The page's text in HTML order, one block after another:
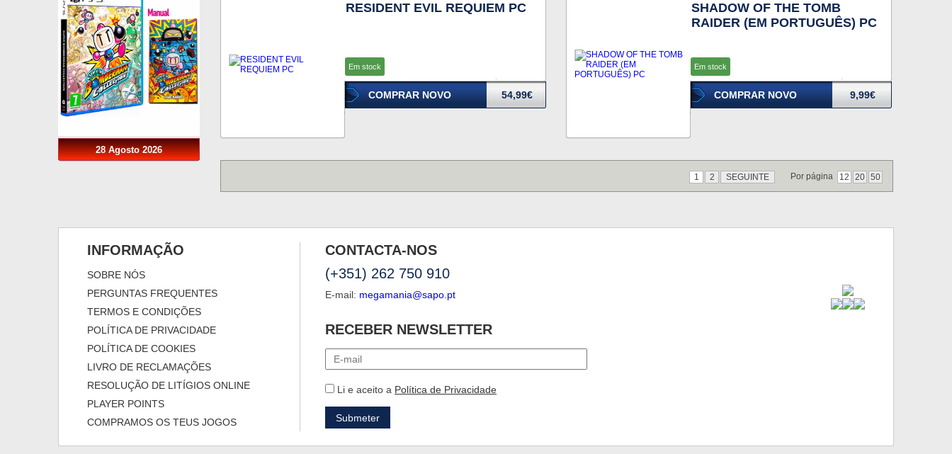
28 Agosto 2026
RESIDENT EVIL REQUIEM PC
Em stock
COMPRAR NOVO 54,99€
SHADOW OF THE TOMB
RAIDER (EM PORTUGUÊS) PC
Em stock
COMPRAR NOVO 9,99€
1 2 SEGUINTE Por página 12 20 50
INFORMAÇÃO
SOBRE NÓS
PERGUNTAS FREQUENTES
TERMOS E CONDIÇÕES
POLÍTICA DE PRIVACIDADE
POLÍTICA DE COOKIES
LIVRO DE RECLAMAÇÕES
RESOLUÇÃO DE LITÍGIOS ONLINE
PLAYER POINTS
COMPRAMOS OS TEUS JOGOS
CONTACTA-NOS
(+351) 262 750 910
E-mail: megamania@sapo.pt
RECEBER NEWSLETTER
Li e aceito a Política de Privacidade